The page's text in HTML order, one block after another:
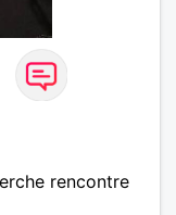
rencontre